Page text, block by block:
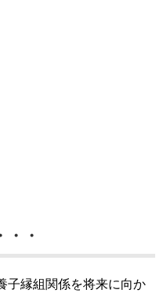
・
子縁組関係を将来に向か